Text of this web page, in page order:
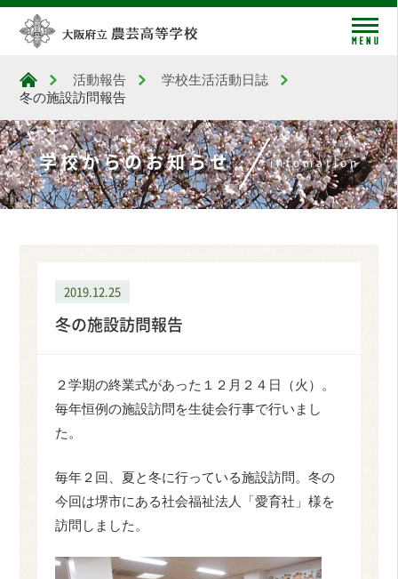
大阪府立農芸高等学校
活動報告
学校生活活動日誌
冬の施設訪問報告
学校からのお知らせ infomation
2019.12.25
冬の施設訪問報告
２学期の終業式があった１２月２４日（火）。
毎年恒例の施設訪問を生徒会行事で行いまし
た。
毎年２回、夏と冬に行っている施設訪問。冬の
今回は堺市にある社会福祉法人「愛育社」様を
訪問しました。